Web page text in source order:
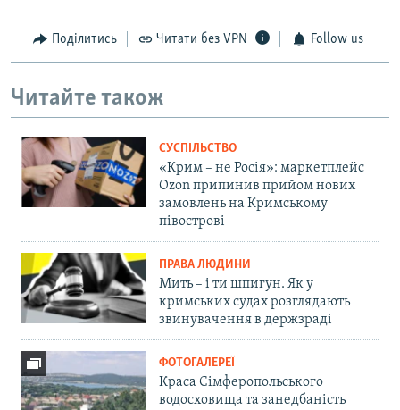
Поділитись Читати без VPN Follow us
Читайте також
СУСПІЛЬСТВО
«Крим – не Росія»: маркетплейс
Ozon припинив прийом нових
замовлень на Кримському
півострові
ПРАВА ЛЮДИНИ
Мить – і ти шпигун. Як у
кримських судах розглядають
звинувачення в держзраді
ФОТОГАЛЕРЕЇ
Краса Сімферопольського
водосховища та занедбаність